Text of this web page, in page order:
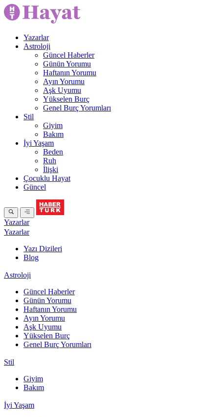
Yazarlar
Astroloji
Güncel Haberler
Günün Yorumu
Haftanın Yorumu
Ayın Yorumu
Aşk Uyumu
Yükselen Burç
Genel Burç Yorumları
Stil
Giyim
Bakım
İyi Yaşam
Beden
Ruh
İlişki
Çocuklu Hayat
Güncel
Yazarlar
Yazarlar
Yazı Dizileri
Blog
Astroloji
Güncel Haberler
Günün Yorumu
Haftanın Yorumu
Ayın Yorumu
Aşk Uyumu
Yükselen Burç
Genel Burç Yorumları
Stil
Giyim
Bakım
İyi Yaşam